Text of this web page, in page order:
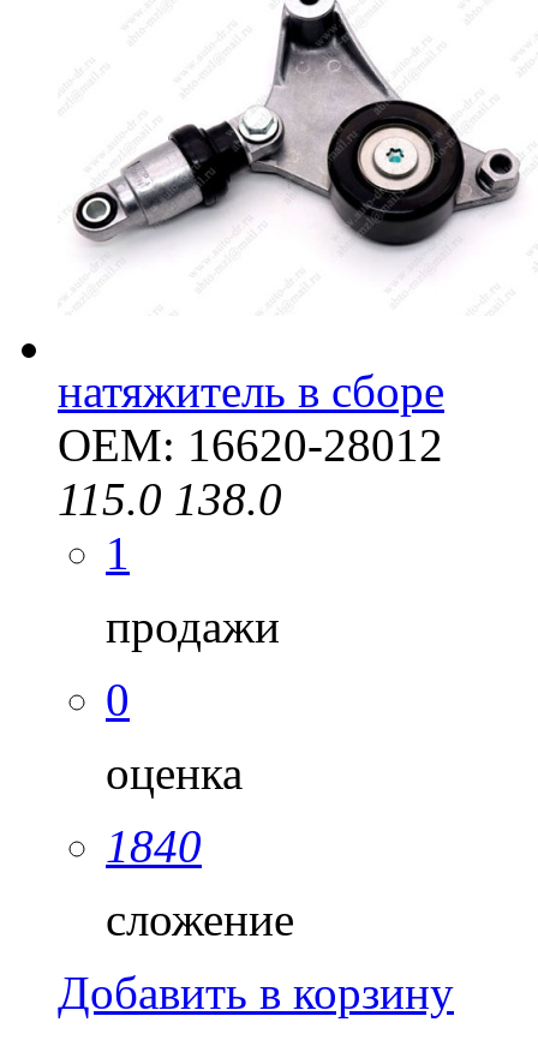
натяжитель в сборе
OEM: 16620-28012
115.0 138.0
1
продажи
0
оценка
1840
сложение
Добавить в корзину